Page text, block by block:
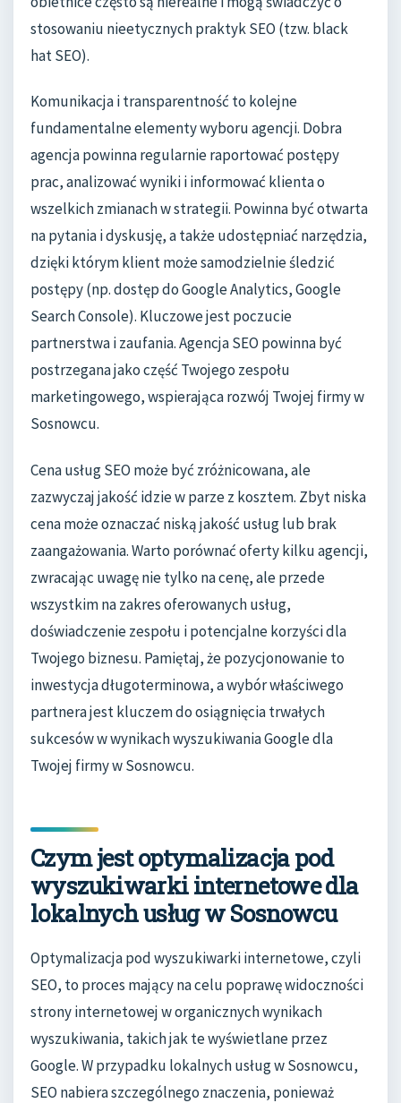
stosowaniu nieetycznych praktyk SEO (tzw. black
hat SEO).
Komunikacja i transparentność to kolejne
fundamentalne elementy wyboru agencji. Dobra
agencja powinna regularnie raportować postępy
prac, analizować wyniki i informować klienta o
wszelkich zmianach w strategii. Powinna być otwarta
na pytania i dyskusję, a także udostępniać narzędzia,
dzięki którym klient może samodzielnie śledzić
postępy (np. dostęp do Google Analytics, Google
Search Console). Kluczowe jest poczucie
partnerstwa i zaufania. Agencja SEO powinna być
postrzegana jako część Twojego zespołu
marketingowego, wspierająca rozwój Twojej firmy w
Sosnowcu.
Cena usług SEO może być zróżnicowana, ale
zazwyczaj jakość idzie w parze z kosztem. Zbyt niska
cena może oznaczać niską jakość usług lub brak
zaangażowania. Warto porównać oferty kilku agencji,
zwracając uwagę nie tylko na cenę, ale przede
wszystkim na zakres oferowanych usług,
doświadczenie zespołu i potencjalne korzyści dla
Twojego biznesu. Pamiętaj, że pozycjonowanie to
inwestycja długoterminowa, a wybór właściwego
partnera jest kluczem do osiągnięcia trwałych
sukcesów w wynikach wyszukiwania Google dla
Twojej firmy w Sosnowcu.
Czym jest optymalizacja pod
wyszukiwarki internetowe dla
lokalnych usług w Sosnowcu
Optymalizacja pod wyszukiwarki internetowe, czyli
SEO, to proces mający na celu poprawę widoczności
strony internetowej w organicznych wynikach
wyszukiwania, takich jak te wyświetlane przez
Google. W przypadku lokalnych usług w Sosnowcu,
SEO nabiera szczególnego znaczenia, ponieważ